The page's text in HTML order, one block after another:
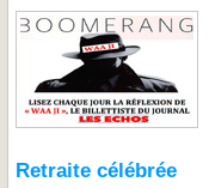
Retraite célébrée